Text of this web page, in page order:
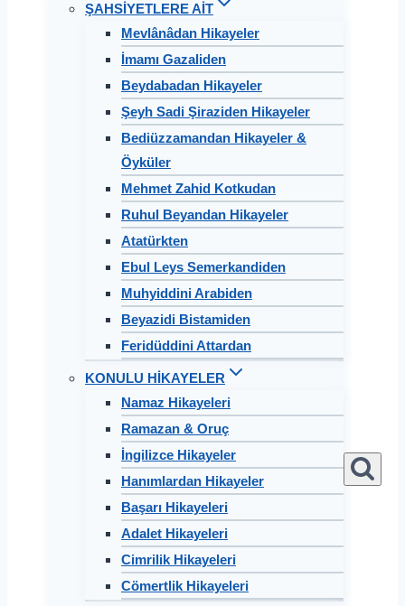
ŞAHSİYETLERE AİT
Mevlânâdan Hikayeler
İmamı Gazaliden
Beydabadan Hikayeler
Şeyh Sadi Şiraziden Hikayeler
Bediüzzamandan Hikayeler &
Öyküler
Mehmet Zahid Kotkudan
Ruhul Beyandan Hikayeler
Atatürkten
Ebul Leys Semerkandiden
Muhyiddini Arabiden
Beyazidi Bistamiden
Feridüddini Attardan
KONULU HİKAYELER
Namaz Hikayeleri
Ramazan & Oruç
İngilizce Hikayeler
Hanımlardan Hikayeler
Başarı Hikayeleri
Adalet Hikayeleri
Cimrilik Hikayeleri
Cömertlik Hikayeleri